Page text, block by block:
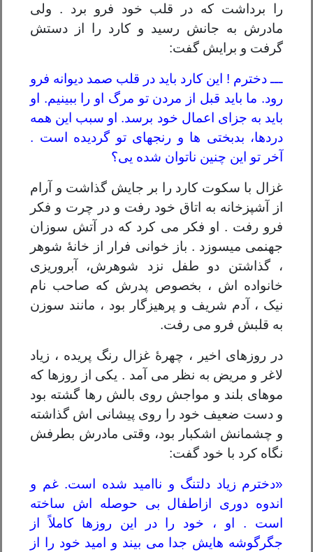
را برداشت که در قلب خود فرو برد . ولی
مادرش به جانش رسید و کارد را از دستش
گرفت و برایش گفت:
ـــ دخترم ! این کارد باید در قلب صمد دیوانه فرو
رود. ما باید قبل از مردن تو مرگ او را ببینیم. او
باید به جزای اعمال خود برسد. او سبب این همه
دردها، بدبختی ها و رنجهای تو گردیده است .
آخر تو این چنین ناتوان شده یی؟
غزال با سکوت کارد را بر جایش گذاشت و آرام
از آشپزخانه به اتاق خود رفت و در چرت و فکر
فرو رفت . او فکر می کرد که در آتش سوزان
جهنمی میسوزد . باز خوانی فرار از خانۀ شوهر
، گذاشتن دو طفل نزد شوهرش، آبروریزی
خانواده اش ، بخصوص پدرش که صاحب نام
نیک ، آدم شریف و پرهیزگار بود ، مانند سوزن
به قلبش فرو می رفت.
در روزهای اخیر ، چهرۀ غزال رنگ پریده ، زیاد
لاغر و مریض به نظر می آمد . یکی از روزها که
موهای بلند و مواجش روی بالش رها گشته بود
و دست ضعیف خود را روی پیشانی اش گذاشته
و چشمانش اشکبار بود، وقتی مادرش بطرفش
نگاه کرد با خود گفت:
«دخترم زیاد دلتنگ و ناامید شده است. غم و
اندوه دوری ازاطفال بی حوصله اش ساخته
است . او ، خود را در این روزها کاملاً از
جگرگوشه هایش جدا می بیند و امید خود را از